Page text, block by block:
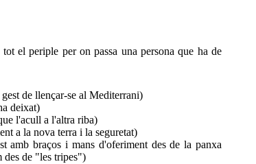
el periple per on passa una persona que ha de
de llençar-se al Mediterrani)
deixat)
l'acull a l'altra riba)
a la nova terra i la seguretat)
amb braços i mans d'oferiment des de la panxa
des de "les tripes")